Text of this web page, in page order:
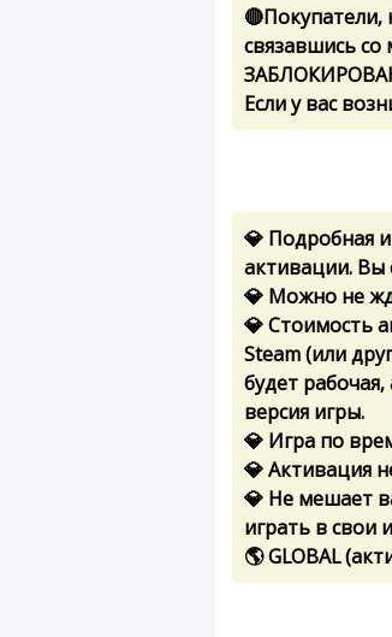
связавшись
Если у вас
💎 Подробная
активации. Вы
💎 Можно не
💎 Стоимость
Steam (или
будет
версия игры.
💎 Игра по
💎 Активация
💎 Не мешает
играть в свои
🌎 GLOBAL